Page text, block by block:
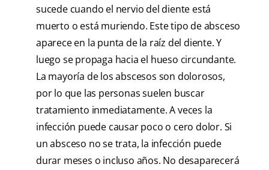
sucede cuando el nervio del diente está
muerto o está muriendo. Este tipo de absceso
aparece en la punta de la raíz del diente. Y
luego se propaga hacia el hueso circundante.
La mayoría de los abscesos son dolorosos,
por lo que las personas suelen buscar
tratamiento inmediatamente. A veces la
infección puede causar poco o cero dolor. Si
un absceso no se trata, la infección puede
durar meses o incluso años. No desaparecerá